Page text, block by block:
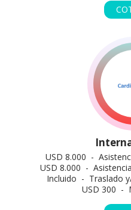
USD 8.000 -
USD 8.000 -
Incluido - Traslado
USD 300 -